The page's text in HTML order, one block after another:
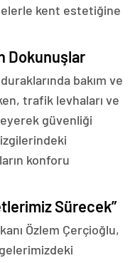
kent estetiğine
Dokunuşlar
bakım ve
trafik levhaları ve
güvenliği
konforu
Sürecek”
Özlem Çerçioğlu,